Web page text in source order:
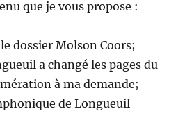
que je vous propose :
dossier Molson Coors;
a changé les pages du
à ma demande;
de Longueuil